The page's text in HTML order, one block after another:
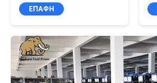
επιπτώσεων των
επιπτώσεων των
επιπτώσεων των
επιπτώσεων των
επιπτώσεων των
ΕΠΑΦΉ